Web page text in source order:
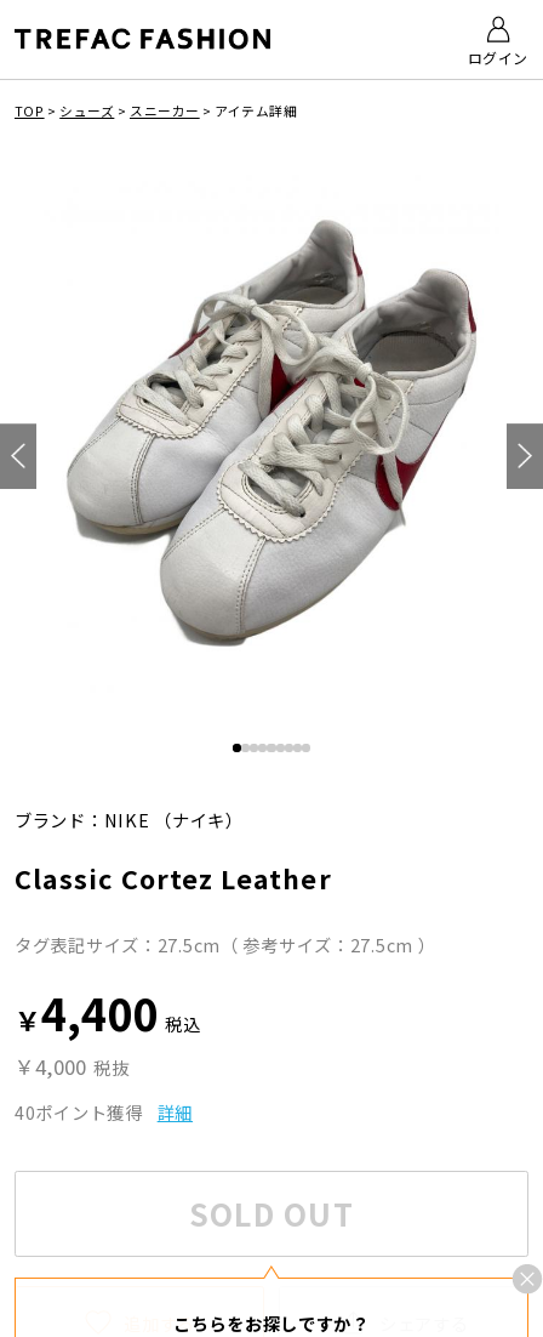
ログイン
TOP > シューズ > スニーカー > アイテム詳細
ブランド： NIKE （ナイキ）
Classic Cortez Leather
タグ表記サイズ：27.5cm（ 参考サイズ：27.5cm ）
￥4,400 税込
￥4,000 税抜
40ポイント獲得
詳細
SOLD OUT
こちらをお探しですか？
追加する